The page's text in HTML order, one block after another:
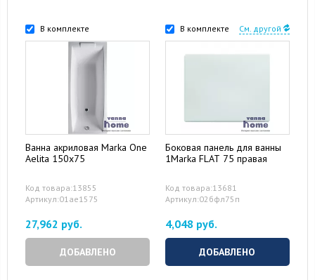
В комплекте
Ванна акриловая Marka One
Aelita 150x75
Код товара:13855
Артикул:01ае1575
27,962 руб.
ДОБАВЛЕНО
В комплекте См. другой
Боковая панель для ванны
1Marka FLAT 75 правая
Код товара:13681
Артикул:02бфл75п
4,048 руб.
ДОБАВЛЕНО